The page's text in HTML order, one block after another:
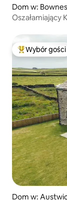
Dom w:
Wybór gości
Dom w: